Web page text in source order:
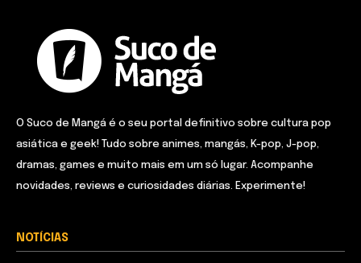
O Suco de Mangá é o seu portal definitivo sobre cultura pop
asiática e geek! Tudo sobre animes, mangás, K-pop, J-pop,
dramas, games e muito mais em um só lugar. Acompanhe
novidades, reviews e curiosidades diárias. Experimente!
NOTÍCIAS